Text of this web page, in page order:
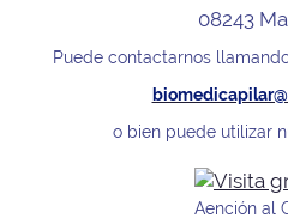
08243
Puede contactarnos
o bien puede utilizar
Aención al